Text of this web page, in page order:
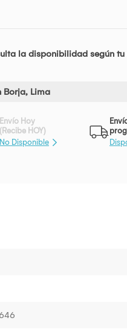
la disponibilidad según
Borja, Lima
Envío Hoy
(Recibe HOY)
No Disponible